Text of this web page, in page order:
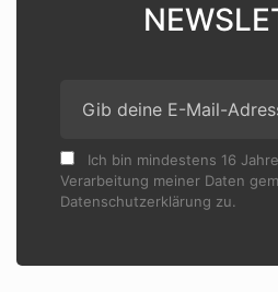
Ich bin mindestens 16
Verarbeitung meiner Daten
Datenschutzerklärung zu.